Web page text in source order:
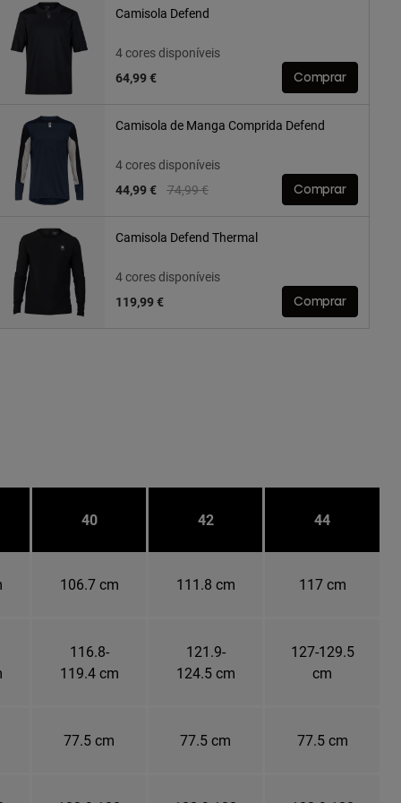
Camisola Defend
4 cores disponíveis
64,99 €
Comprar
Camisola de Manga Comprida Defend
4 cores disponíveis
Price reduced from
74,99 €to
44,99 € Comprar
Camisola Defend Thermal
4 cores disponíveis
119,99 €
Comprar
40 42 44
106.7 cm 111.8 cm 117 cm
116.8-
119.4 cm
121.9-
124.5 cm
127-129.5
cm
77.5 cm 77.5 cm 77.5 cm